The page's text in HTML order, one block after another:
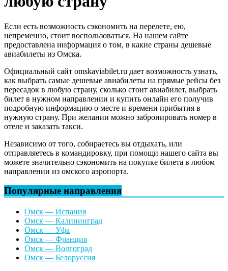
Если есть возможность сэкономить на перелете, ею,
непременно, стоит воспользоваться. На нашем сайте
предоставлена информация о том, в какие страны дешевые
авиабилеты из Омска.
Официальный сайт omskaviabilet.ru дает возможность узнать,
как выбрать самые дешевые авиабилеты на прямые рейсы без
пересадок в любую страну, сколько стоит авиабилет, выбрать
билет в нужном направлении и купить онлайн его получив
подробную информацию о месте и времени прибытия в
нужную страну. При желании можно забронировать номер в
отеле и заказать такси.
Независимо от того, собираетесь вы отдыхать, или
отправляетесь в командировку, при помощи нашего сайта вы
можете значительно сэкономить на покупке билета в любом
направлении из омского аэропорта.
Популярные направления
Омск — Испания
Омск — Калининград
Омск — Уфа
Омск — Франция
Омск — Волгоград
Омск — Белоруссия